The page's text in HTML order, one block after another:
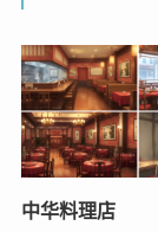
中华料理店